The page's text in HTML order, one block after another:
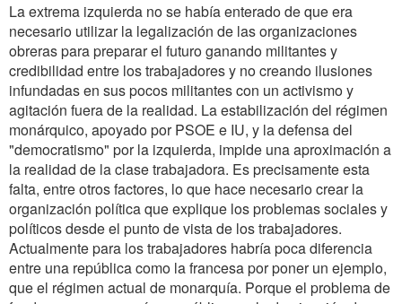
La extrema izquierda no se había enterado de que era
necesario utilizar la legalización de las organizaciones
obreras para preparar el futuro ganando militantes y
credibilidad entre los trabajadores y no creando ilusiones
infundadas en sus pocos militantes con un activismo y
agitación fuera de la realidad. La estabilización del régimen
monárquico, apoyado por PSOE e IU, y la defensa del
"democratismo" por la izquierda, impide una aproximación a
la realidad de la clase trabajadora. Es precisamente esta
falta, entre otros factores, lo que hace necesario crear la
organización política que explique los problemas sociales y
políticos desde el punto de vista de los trabajadores.
Actualmente para los trabajadores habría poca diferencia
entre una república como la francesa por poner un ejemplo,
que el régimen actual de monarquía. Porque el problema de